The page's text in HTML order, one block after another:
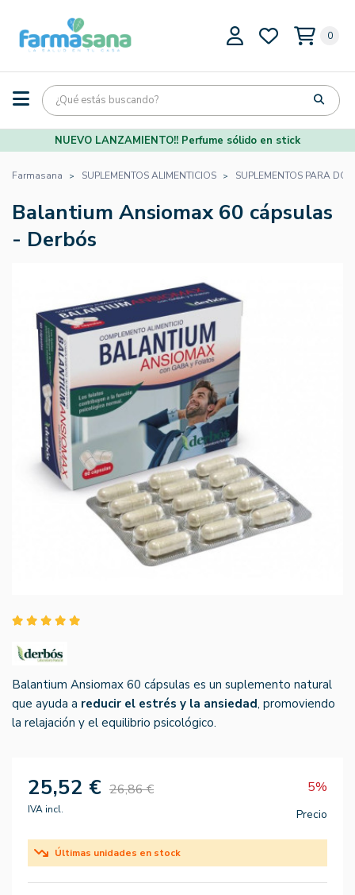
0
NUEVO LANZAMIENTO!! Perfume sólido en stick
Farmasana SUPLEMENTOS ALIMENTICIOS SUPLEMENTOS PARA
Balantium Ansiomax 60 cápsulas
- Derbós
Balantium Ansiomax 60 cápsulas es un suplemento natural
que ayuda a reducir el estrés y la ansiedad, promoviendo
la relajación y el equilibrio psicológico.
25,52 € 26,86 € 5%
IVA incl. Precio
Últimas unidades en stock